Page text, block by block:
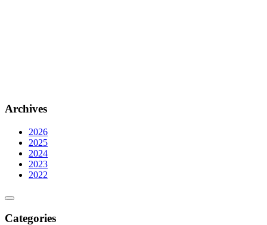
Archives
2026
2025
2024
2023
2022
Categories